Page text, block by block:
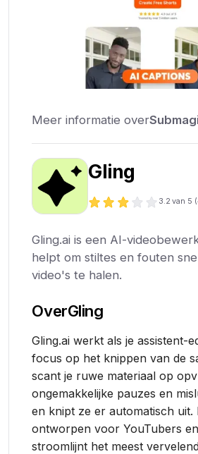
Meer informatie over
Gling
3.2 van 5 (
Gling.ai is een AI-
helpt om stiltes en fouten
video's te halen.
OverGling
Gling.ai werkt als je assistent-
focus op het knippen van de
scant je ruwe materiaal op
ongemakkelijke pauzes en
en knipt ze er automatisch uit.
ontworpen voor YouTubers
stroomlijnt het meest